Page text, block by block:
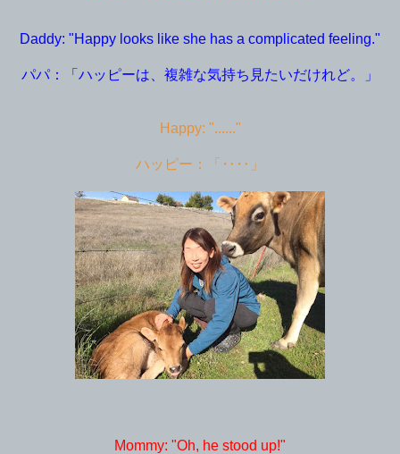
Daddy: "Happy looks like she has a complicated feeling."
パパ：「ハッピーは、複雑な気持ち見たいだけれど。」
Happy: "......"
ハッピー：「‥‥」
Mommy: "Oh, he stood up!"